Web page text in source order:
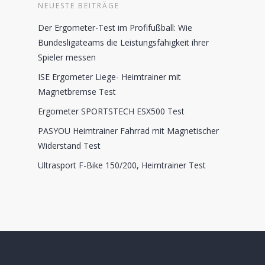
NEUESTE BEITRÄGE
Der Ergometer-Test im Profifußball: Wie
Bundesligateams die Leistungsfähigkeit ihrer
Spieler messen
ISE Ergometer Liege- Heimtrainer mit
Magnetbremse Test
Ergometer SPORTSTECH ESX500 Test
PASYOU Heimtrainer Fahrrad mit Magnetischer
Widerstand Test
Ultrasport F-Bike 150/200, Heimtrainer Test